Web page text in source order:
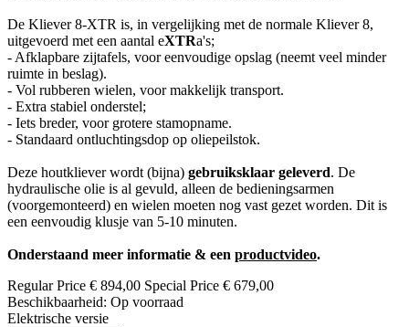
De Kliever 8-XTR is, in vergelijking met de normale Kliever 8,
uitgevoerd met een aantal eXTRa's;
- Afklapbare zijtafels, voor eenvoudige opslag (neemt veel minder
ruimte in beslag).
- Vol rubberen wielen, voor makkelijk transport.
- Extra stabiel onderstel;
- Iets breder, voor grotere stamopname.
- Standaard ontluchtingsdop op oliepeilstok.
Deze houtkliever wordt (bijna) gebruiksklaar geleverd. De
hydraulische olie is al gevuld, alleen de bedieningsarmen
(voorgemonteerd) en wielen moeten nog vast gezet worden. Dit is
een eenvoudig klusje van 5-10 minuten.
Onderstaand meer informatie & een productvideo.
Regular Price € 894,00 Special Price € 679,00
Beschikbaarheid: Op voorraad
Elektrische versie